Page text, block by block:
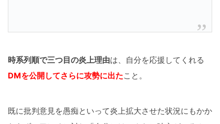
時系列順で三つ目の炎上理由は、自分を応援してくれる
DMを公開してさらに攻勢に出たこと。
既に批判意見を愚痴といって炎上拡大させた状況にもかか